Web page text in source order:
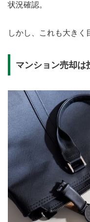
状況確認。
しかし、これも大きく
マンション売却は